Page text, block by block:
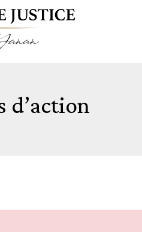
d’action